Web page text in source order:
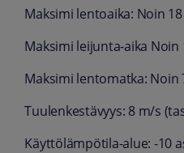
Maksimi lentoaika: Noin
Maksimi leijunta-aika
Maksimi lentomatka: Noin
Tuulenkestävyys: 8 m/s
Käyttölämpötila-alue: -10